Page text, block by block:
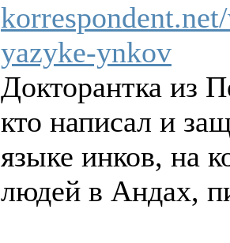
yazyke-ynkov
Докторантка из
кто написал и
языке инков, на
людей в Андах,